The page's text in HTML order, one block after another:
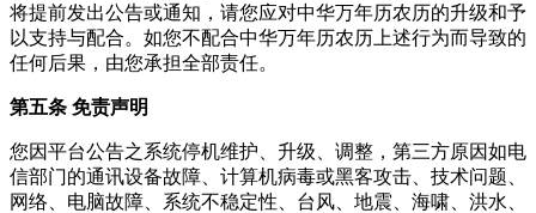
将提前发出公告或通知，请您应对中华万年历农历的升级和予
以支持与配合。如您不配合中华万年历农历上述行为而导致的
任何后果，由您承担全部责任。
第五条 免责声明
您因平台公告之系统停机维护、升级、调整，第三方原因如电
信部门的通讯设备故障、计算机病毒或黑客攻击、技术问题、
网络、电脑故障、系统不稳定性、台风、地震、海啸、洪水、